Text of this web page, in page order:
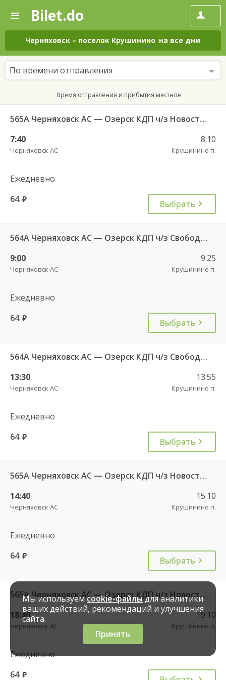
—
Поиск
и
покупка
билетов
на
автобус
онлайн
Bilet.do
Черняховск – поселок Крушинино на все дни
По времени отправления
Время отправления и прибытия местное
565А Черняховск АС — Озерск КДП ч/з Новостроево п.
7:40
Черняховск АС
8:10
Крушинино п.
Ежедневно
64 руб. Выбрать
564А Черняховск АС — Озерск КДП ч/з Свобода п., Липки п.
9:00
Черняховск АС
9:25
Крушинино п.
Ежедневно
64 руб. Выбрать
564А Черняховск АС — Озерск КДП ч/з Свобода п., Липки п.
13:30
Черняховск АС
13:55
Крушинино п.
Ежедневно
64 руб. Выбрать
565А Черняховск АС — Озерск КДП ч/з Новостроево п.
14:40
Черняховск АС
15:10
Крушинино п.
Ежедневно
64 руб. Выбрать
565А Черняховск АС — Озерск КДП ч/з Новостроево п.
18:40
Черняховск АС
19:10
Крушинино п.
Ежедневно
64 руб.
Мы используемcookie-файлыдля аналитики
ваших действий, рекомендаций и улучшения
сайта.
Принять